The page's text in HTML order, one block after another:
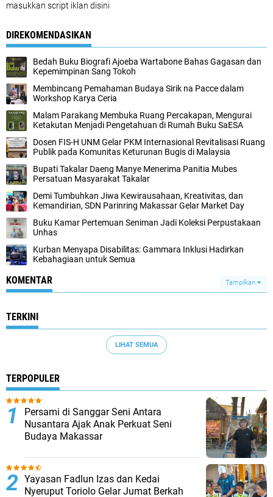
masukkan script iklan disini
DIREKOMENDASIKAN
Bedah Buku Biografi Ajoeba Wartabone Bahas Gagasan dan
Kepemimpinan Sang Tokoh
Membincang Pemahaman Budaya Sirik na Pacce dalam
Workshop Karya Ceria
Malam Parakang Membuka Ruang Percakapan, Mengurai
Ketakutan Menjadi Pengetahuan di Rumah Buku SaESA
Dosen FIS-H UNM Gelar PKM Internasional Revitalisasi Ruang
Publik pada Komunitas Keturunan Bugis di Malaysia
Bupati Takalar Daeng Manye Menerima Panitia Mubes
Persatuan Masyarakat Takalar
Demi Tumbuhkan Jiwa Kewirausahaan, Kreativitas, dan
Kemandirian, SDN Parinring Makassar Gelar Market Day
Buku Kamar Pertemuan Seniman Jadi Koleksi Perpustakaan
Unhas
Kurban Menyapa Disabilitas: Gammara Inklusi Hadirkan
Kebahagiaan untuk Semua
KOMENTAR Tampilkan
TERKINI
LIHAT SEMUA
TERPOPULER
Persami di Sanggar Seni Antara
Nusantara Ajak Anak Perkuat Seni
Budaya Makassar
Yayasan Fadlun Izas dan Kedai
Nyeruput Toriolo Gelar Jumat Berkah